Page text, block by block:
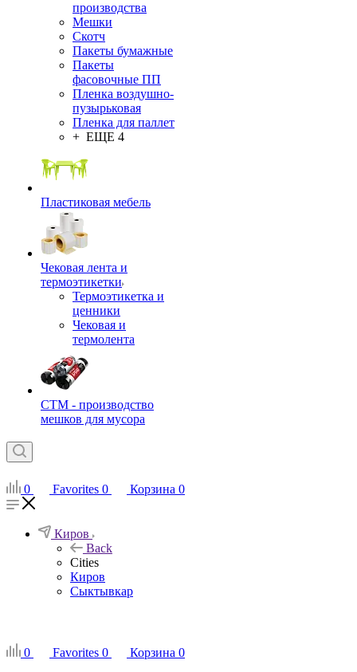
производства
Мешки
Скотч
Пакеты бумажные
Пакеты
фасовочные ПП
Пленка воздушно-
пузырьковая
Пленка для паллет
+ ЕЩЕ 4
Пластиковая мебель
Чековая лента и
термоэтикетки
Термоэтикетка и
ценники
Чековая и
термолента
СТМ - производство
мешков для мусора
0 Favorites 0 Корзина 0
Киров
Back
Cities
Киров
Сыктывкар
0
Favorites 0 Корзина 0